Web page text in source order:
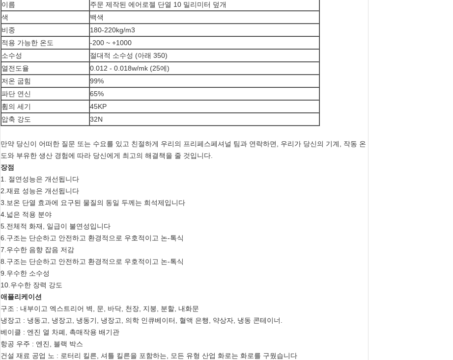
이름
주문 제작된 에어로젤 단열 10 밀리미터 덮개
색
백색
비중
180-220kg/m3
적용 가능한 온도
-200 ~ +1000
소수성
절대적 소수성 (아래 350)
열전도율
0.012 - 0.018w/mk (25에)
저온 굽힘
99%
파단 연신
65%
휨의 세기
45KP
압축 강도
32N
만약 당신이 어떠한 질문 또는 수요를 있고 친절하게 우리의 프리페스페셔널 팀과 연락하면, 우리가 당신의 기계, 작동 온
도와 부유한 생산 경험에 따라 당신에게 최고의 해결책을 줄 것입니다.
장점
1. 절연성능은 개선됩니다
2.재료 성능은 개선됩니다
3.보온 단열 효과에 요구된 물질의 동일 두께는 희석제입니다
4.넓은 적용 분야
5.전체적 화재, 일급이 불연성입니다
6.구조는 단순하고 안전하고 환경적으로 우호적이고 논-톡식
7.우수한 음향 잡음 저감
8.구조는 단순하고 안전하고 환경적으로 우호적이고 논-톡식
9.우수한 소수성
10.우수한 장력 강도
애플리케이션
구조 : 내부이고 엑스트리어 벽, 문, 바닥, 천장, 지붕, 분할, 내화문
냉장고 : 냉동고, 냉장고, 냉동기, 냉장고, 의학 인큐베이터, 혈액 은행, 약상자, 냉동 콘테이너.
베이클 : 엔진 열 차폐, 촉매작용 배기관
항공 우주 : 엔진, 블랙 박스
건설 재료 공업 노 : 로터리 킬른, 셔틀 킬른을 포함하는, 모든 유형 산업 화로는 화로를 구웠습니다